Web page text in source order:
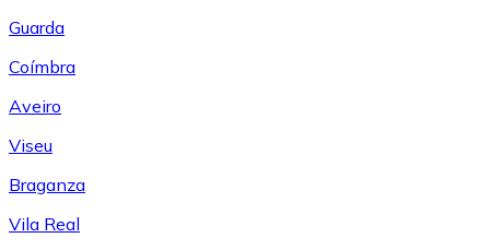
Guarda
Coímbra
Aveiro
Viseu
Braganza
Vila Real